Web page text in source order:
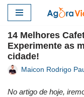
para
o
conteúdo
14 Melhores
Experimente as
cidade!
Maicon Rodrigo
No artigo de hoje,